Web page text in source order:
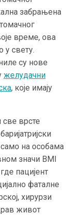
забрањена
време, ова
у свету.
су нове
желудачни
, које имају
све врсте
на особама
значи BMI
пацијент
фаталне
хирурзи
живот